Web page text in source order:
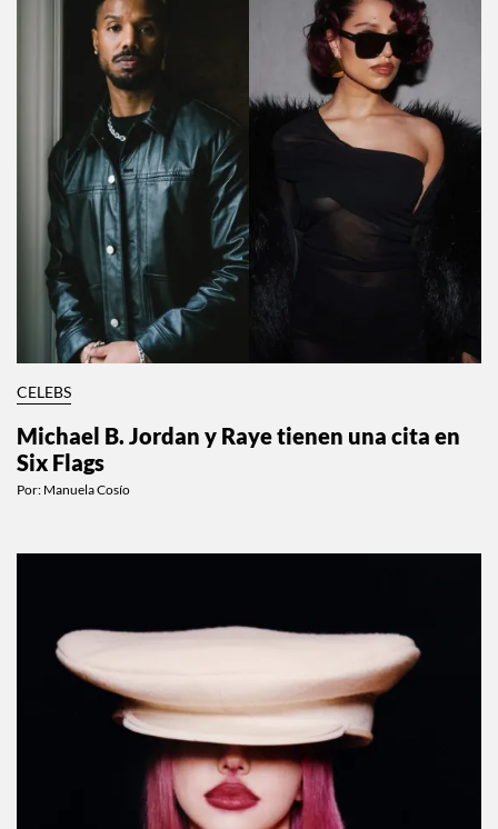
CELEBS
Michael B. Jordan y Raye tienen una cita en
Six Flags
Por: Manuela Cosío